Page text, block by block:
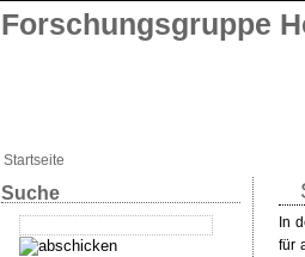
Forschungsgruppe
Startseite
In
für
Suche